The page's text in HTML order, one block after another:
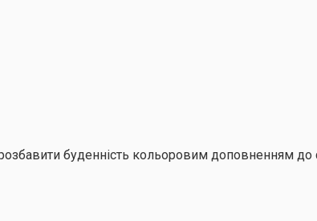
буденність кольоровим доповненням до